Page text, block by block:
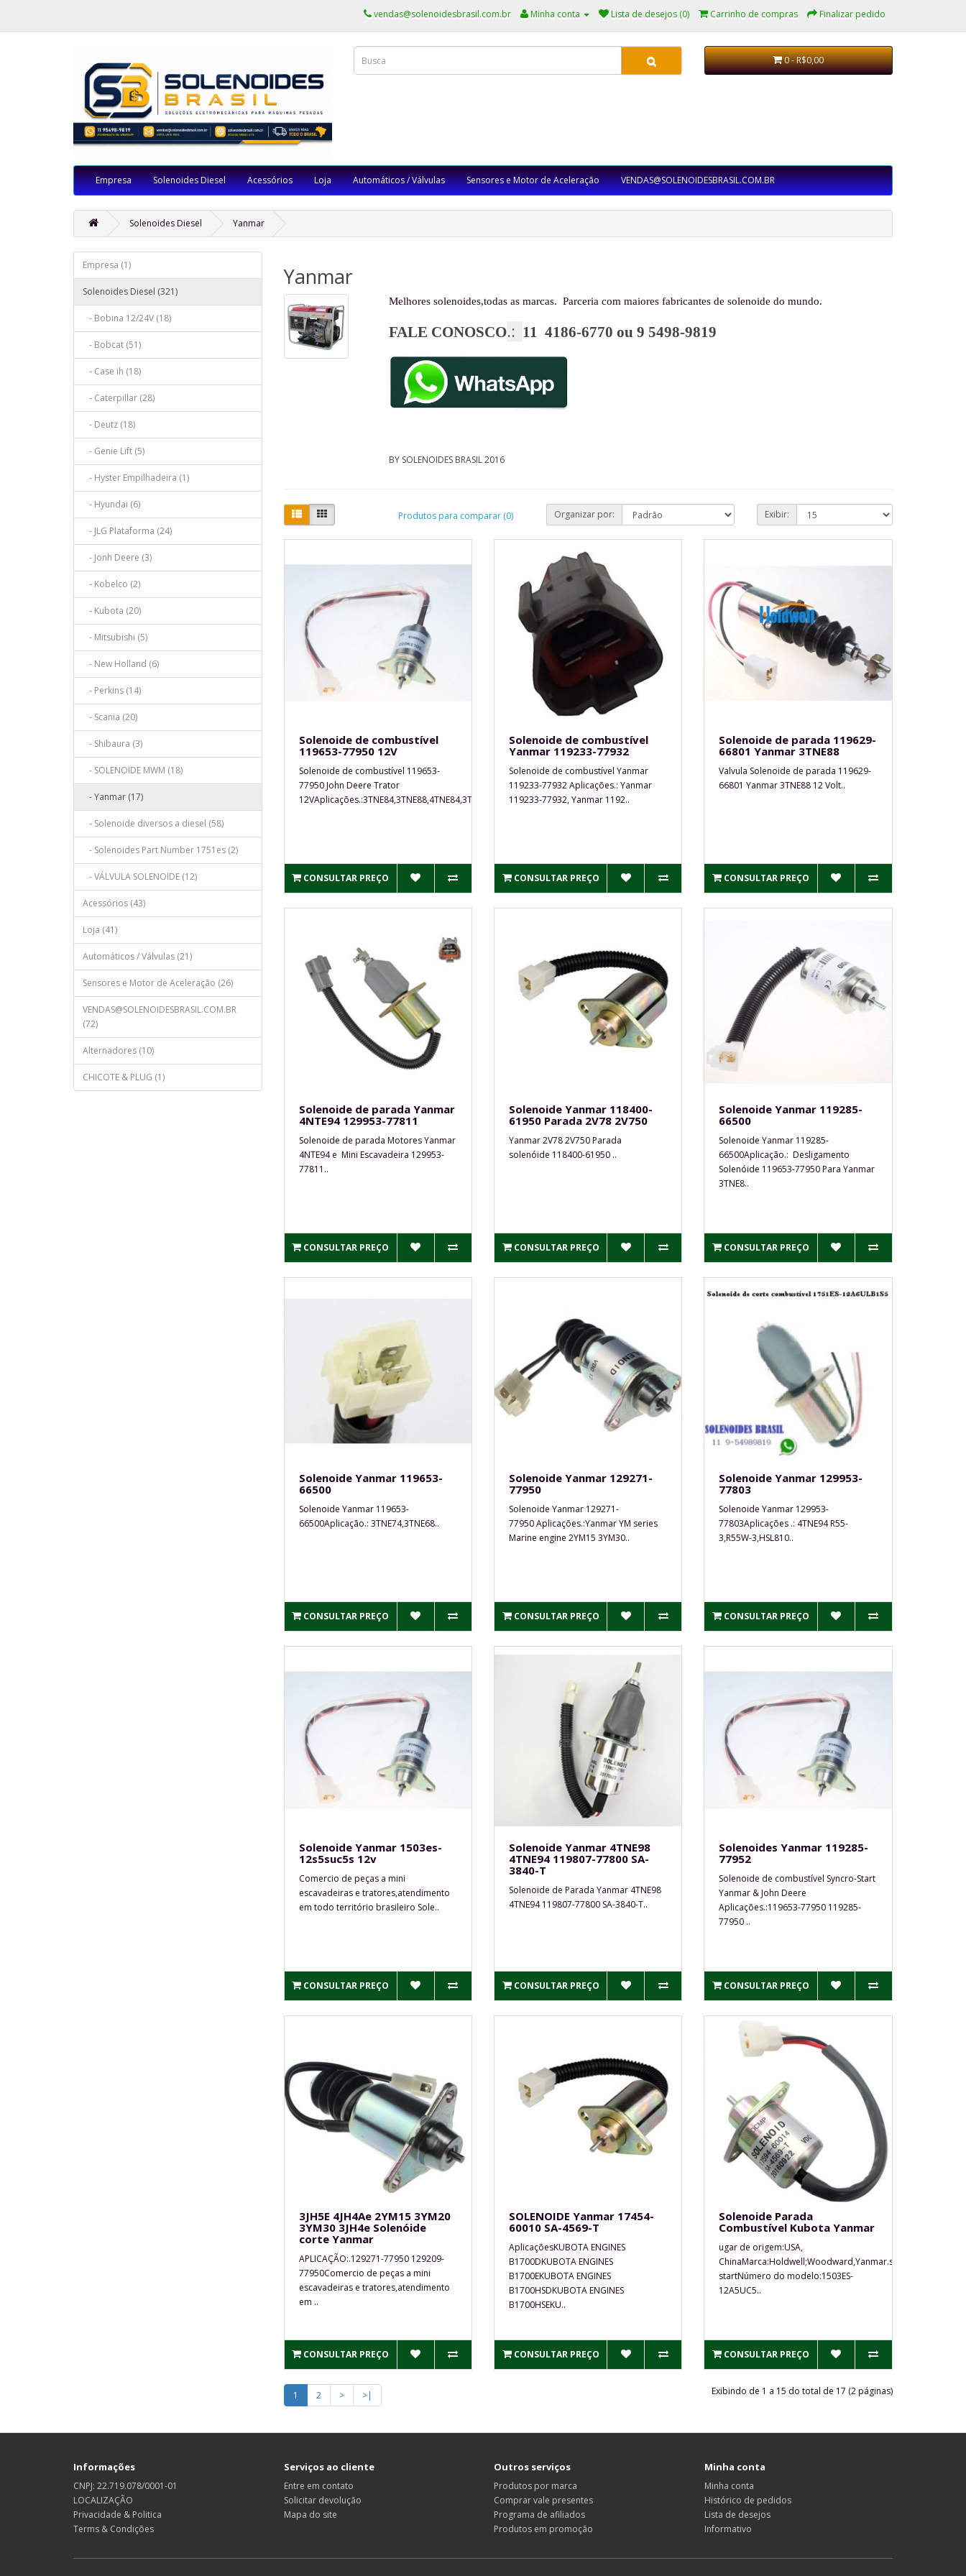
vendas@solenoidesbrasil.com.br Minha conta Lista de desejos (0) Carrinho de compras Finalizar pedido
0 - R$0,00
Empresa Solenoides Diesel Acessórios Loja Automáticos / Válvulas Sensores e Motor de Aceleração VENDAS@SOLENOIDESBRASIL.COM.BR
Solenoides Diesel Yanmar
Empresa (1)
Solenoides Diesel (321)
- Bobina 12/24V (18)
- Bobcat (51)
- Case ih (18)
- Caterpillar (28)
- Deutz (18)
- Genie Lift (5)
- Hyster Empilhadeira (1)
- Hyundai (6)
- JLG Plataforma (24)
- Jonh Deere (3)
- Kobelco (2)
- Kubota (20)
- Mitsubishi (5)
- New Holland (6)
- Perkins (14)
- Scania (20)
- Shibaura (3)
- SOLENOIDE MWM (18)
- Yanmar (17)
- Solenoide diversos a diesel (58)
- Solenoides Part Number 1751es (2)
- VÁLVULA SOLENOIDE (12)
Acessórios (43)
Loja (41)
Automáticos / Válvulas (21)
Sensores e Motor de Aceleração (26)
VENDAS@SOLENOIDESBRASIL.COM.BR
(72)
Alternadores (10)
CHICOTE & PLUG (1)
Yanmar
Melhores solenoides,todas as marcas. Parceria com maiores fabricantes de solenoide do mundo.
FALE CONOSCO.: 11 4186-6770 ou 9 5498-9819
BY SOLENOIDES BRASIL 2016
Produtos para comparar (0) Organizar por: Exibir:
Solenoide de combustível
119653-77950 12V
Solenoide de combustível 119653-
77950 John Deere Trator
12VAplicações.:3TNE84,3TNE88,4TNE84,3TNV70..
CONSULTAR PREÇO
Solenoide de combustível
Yanmar 119233-77932
Solenoide de combustível Yanmar
119233-77932 Aplicações.: Yanmar
119233-77932, Yanmar 1192..
CONSULTAR PREÇO
Solenoide de parada 119629-
66801 Yanmar 3TNE88
Valvula Solenoide de parada 119629-
66801 Yanmar 3TNE88 12 Volt..
CONSULTAR PREÇO
Solenoide de parada Yanmar
4NTE94 129953-77811
Solenoide de parada Motores Yanmar
4NTE94 e Mini Escavadeira 129953-
77811..
CONSULTAR PREÇO
Solenoide Yanmar 118400-
61950 Parada 2V78 2V750
Yanmar 2V78 2V750 Parada
solenóide 118400-61950 ..
CONSULTAR PREÇO
Solenoide Yanmar 119285-
66500
Solenoide Yanmar 119285-
66500Aplicação.: Desligamento
Solenóide 119653-77950 Para Yanmar
3TNE8..
CONSULTAR PREÇO
Solenoide Yanmar 119653-
66500
Solenoide Yanmar 119653-
66500Aplicação.: 3TNE74,3TNE68..
CONSULTAR PREÇO
Solenoide Yanmar 129271-
77950
Solenoide Yanmar 129271-
77950 Aplicações.:Yanmar YM series
Marine engine 2YM15 3YM30..
CONSULTAR PREÇO
Solenoide Yanmar 129953-
77803
Solenoide Yanmar 129953-
77803Aplicações .: 4TNE94 R55-
3,R55W-3,HSL810..
CONSULTAR PREÇO
Solenoide Yanmar 1503es-
12s5suc5s 12v
Comercio de peças a mini
escavadeiras e tratores,atendimento
em todo território brasileiro Sole..
CONSULTAR PREÇO
Solenoide Yanmar 4TNE98
4TNE94 119807-77800 SA-
3840-T
Solenoide de Parada Yanmar 4TNE98
4TNE94 119807-77800 SA-3840-T..
CONSULTAR PREÇO
Solenoides Yanmar 119285-
77952
Solenoide de combustível Syncro-Start
Yanmar & John Deere
Aplicações.:119653-77950 119285-
77950 ..
CONSULTAR PREÇO
3JH5E 4JH4Ae 2YM15 3YM20
3YM30 3JH4e Solenóide
corte Yanmar
APLICAÇÃO:.129271-77950 129209-
77950Comercio de peças a mini
escavadeiras e tratores,atendimento
em ..
CONSULTAR PREÇO
SOLENOIDE Yanmar 17454-
60010 SA-4569-T
AplicaçõesKUBOTA ENGINES
B1700DKUBOTA ENGINES
B1700EKUBOTA ENGINES
B1700HSDKUBOTA ENGINES
B1700HSEKU..
CONSULTAR PREÇO
Solenoide Parada
Combustível Kubota Yanmar
ugar de origem:USA,
ChinaMarca:Holdwell;Woodward,Yanmar.synchro
startNúmero do modelo:1503ES-
12A5UC5..
CONSULTAR PREÇO
1 2 > >| Exibindo de 1 a 15 do total de 17 (2 páginas)
Informações
CNPJ: 22.719.078/0001-01
LOCALIZAÇÃO
Privacidade & Politica
Terms & Condições
Serviços ao cliente
Entre em contato
Solicitar devolução
Mapa do site
Outros serviços
Produtos por marca
Comprar vale presentes
Programa de afiliados
Produtos em promoção
Minha conta
Minha conta
Histórico de pedidos
Lista de desejos
Informativo